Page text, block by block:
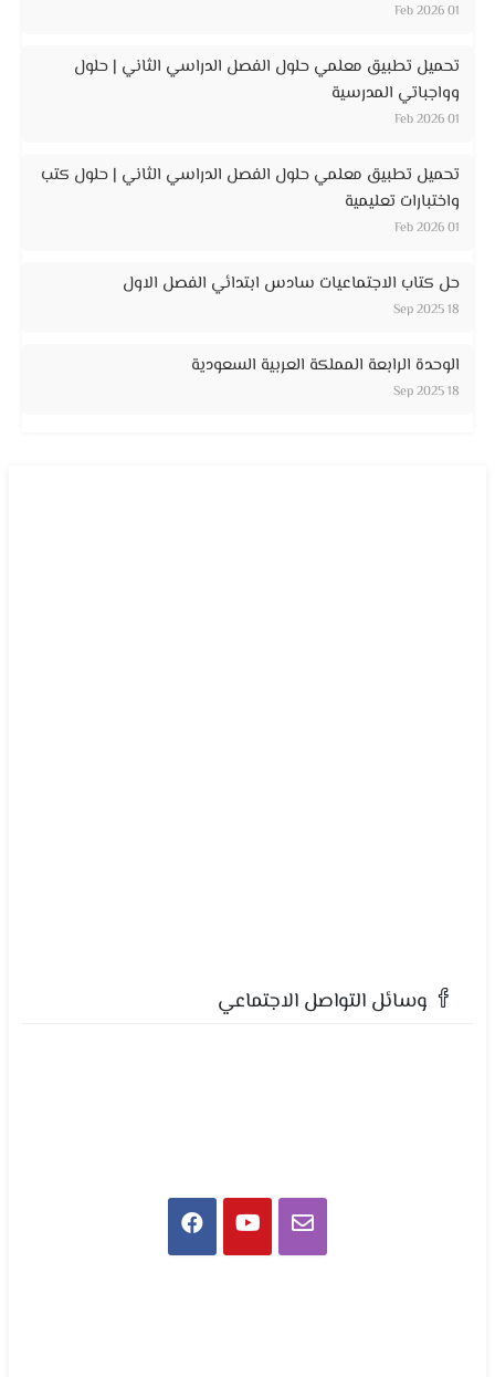
01 Feb 2026
تحميل تطبيق معلمي حلول الفصل الدراسي الثاني | حلول
وواجباتي المدرسية
01 Feb 2026
تحميل تطبيق معلمي حلول الفصل الدراسي الثاني | حلول كتب
واختبارات تعليمية
01 Feb 2026
حل كتاب الاجتماعيات سادس ابتدائي الفصل الاول
18 Sep 2025
الوحدة الرابعة المملكة العربية السعودية
18 Sep 2025
وسائل التواصل الاجتماعي